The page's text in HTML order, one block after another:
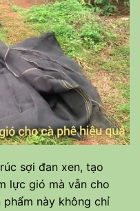
sợi đan xen, tạo
lực gió mà vẫn cho
này không chỉ